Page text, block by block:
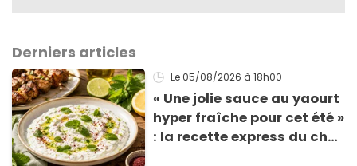
Derniers articles
Le 05/08/2026 à 18h00
« Une jolie sauce au yaourt
hyper fraîche pour cet été »
: la recette express du chef